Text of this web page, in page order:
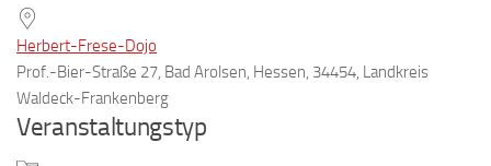
Herbert-Frese-Dojo
Prof.-Bier-Straße 27, Bad Arolsen, Hessen, 34454, Landkreis
Waldeck-Frankenberg
Veranstaltungstyp